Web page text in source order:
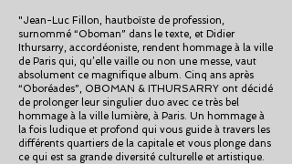
"Jean-Luc Fillon, hautboïste de profession,
surnommé “Oboman” dans le texte, et Didier
Ithursarry, accordéoniste, rendent hommage à la ville
de Paris qui, qu’elle vaille ou non une messe, vaut
absolument ce magnifique album. Cinq ans après
“Oboréades”, OBOMAN & ITHURSARRY ont décidé
de prolonger leur singulier duo avec ce très bel
hommage à la ville lumière, à Paris. Un hommage à
la fois ludique et profond qui vous guide à travers les
différents quartiers de la capitale et vous plonge dans
ce qui est sa grande diversité culturelle et artistique.